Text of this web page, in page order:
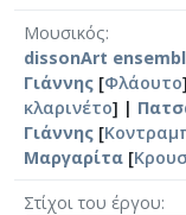
Μουσικός
dissonArt
Γιάννης [Φλάουτο
κλαρινέτο] |
Γιάννης [
Μαργαρίτα [
Στίχοι του έργου